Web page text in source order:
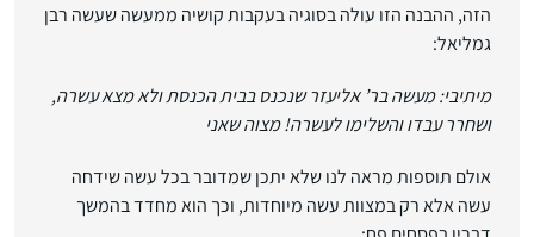
הזה, ההבנה הזו עולה בסוגיה בעקבות קושיה ממעשה שעשה רבן
גמליאל:
מיתיבי: מעשה בר’ אליעזר שנכנס בבית הכנסת ולא מצא עשרה,
ושחרר עבדו והשלימו לעשרה! מצוה שאני
אולם תוספות מראה לנו שלא יתכן שמדובר בכל עשה שידחה
עשה אלא רק במצוות עשה מיוחדות, וכך הוא מחדד בהמשך